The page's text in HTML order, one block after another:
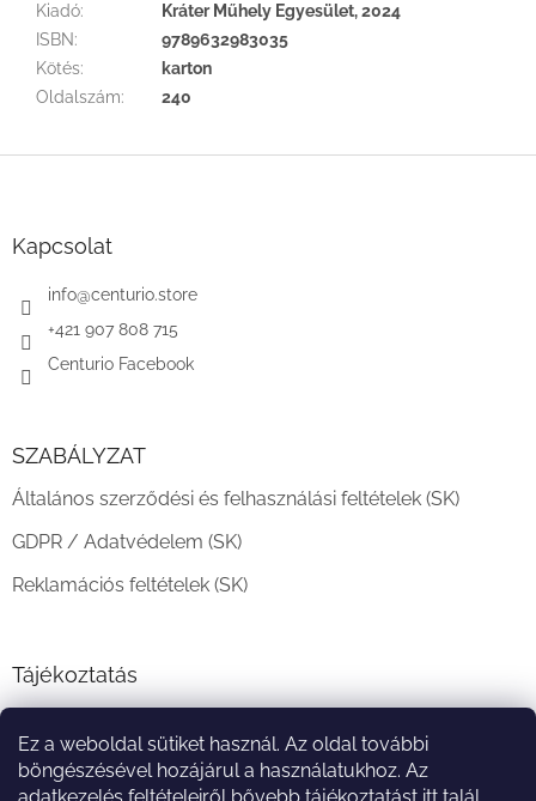
Ez a weboldal sütiket használ. Az oldal további
böngészésével hozájárul a használatukhoz. Az
Kiadó:
Kráter Műhely Egyesület, 2024
ISBN:
9789632983035
Kötés:
karton
Oldalszám: 240
Kapcsolat
info@centurio.store
+421 907 808 715
Centurio Facebook
SZABÁLYZAT
Általános szerződési és felhasználási feltételek (SK)
GDPR / Adatvédelem (SK)
Reklamációs feltételek (SK)
Tájékoztatás
A vásárlás menete